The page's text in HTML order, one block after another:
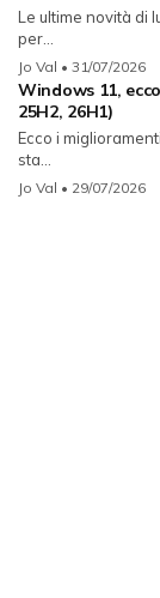
Le ultime novità di
per...
Jo Val • 31/07/2026
Windows 11,
25H2, 26H1)
Ecco i
sta...
Jo Val • 29/07/2026